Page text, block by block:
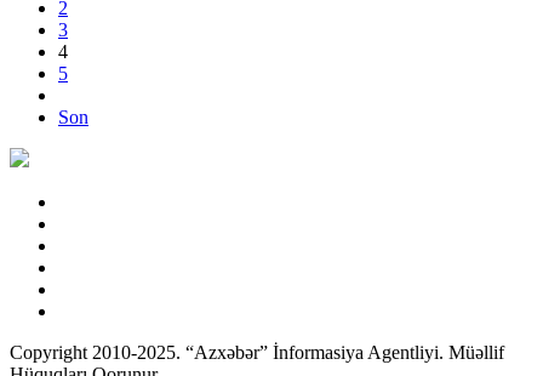
2
3
4
5
Son
Copyright 2010-2025. “Azxəbər” İnformasiya Agentliyi. Müəllif